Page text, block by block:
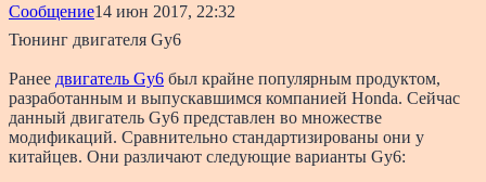
Сообщение14 июн 2017, 22:32
Тюнинг двигателя Gy6
Ранее двигатель Gy6 был крайне популярным продуктом,
разработанным и выпускавшимся компанией Honda. Сейчас
данный двигатель Gy6 представлен во множестве
модификаций. Сравнительно стандартизированы они у
китайцев. Они различают следующие варианты Gy6: